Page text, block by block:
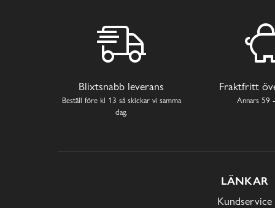
Blixtsnabb leverans
Beställ före kl 13 så skickar vi samma
dag.
Fraktfritt
Annars 59
LÄNKAR
Kundservice